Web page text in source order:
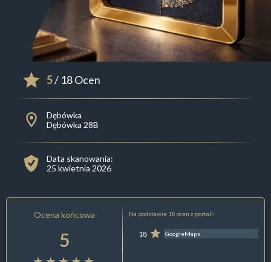
5/ 18 Ocen
Dębówka
Dębówka 28B
Data skanowania:
25 kwietnia 2026
Ocena końcowa
5
Na podstawie 18 ocen z portali:
18 GoogleMaps